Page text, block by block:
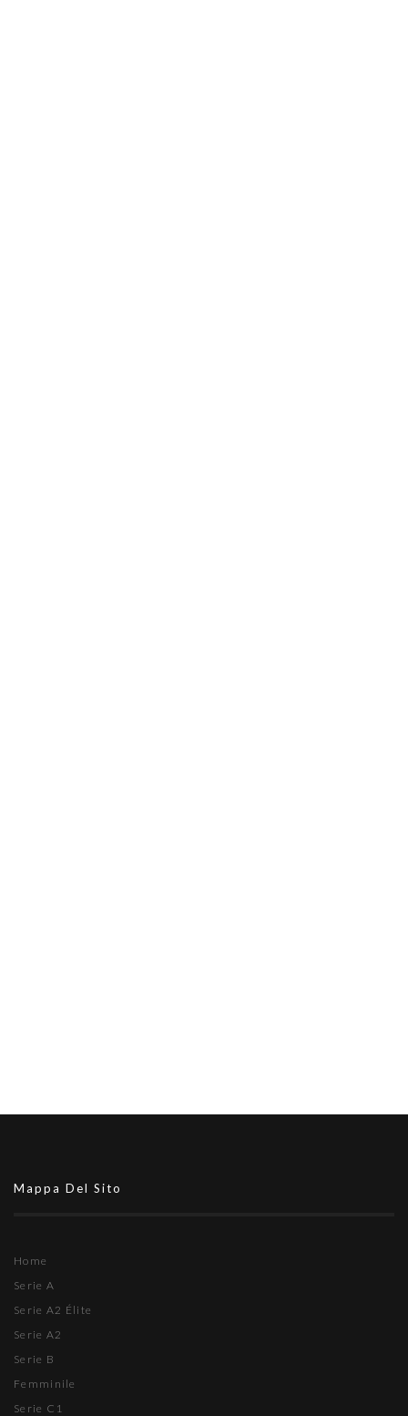
Mappa Del Sito
Home
Serie A
Serie A2 Élite
Serie A2
Serie B
Femminile
Serie C1